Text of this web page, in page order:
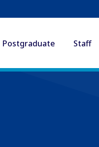
Postgraduate Staff